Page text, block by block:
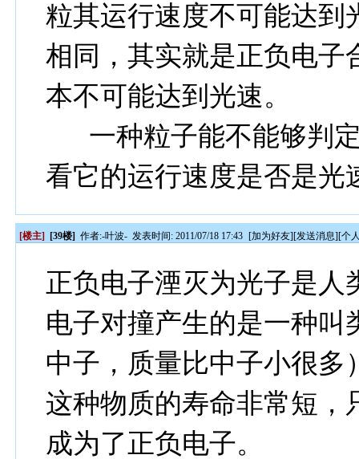
粒其运行速度不可能达到
相同，其实就是正负电子
本不可能达到光速。
一种粒子能不能够判定
看它的运行速度是否是光
[楼主] [39楼] 作者:-叶波- 发表时间: 2011/07/18 17:43 [加为好友][发送消息][个
正负电子湮灭为光子是人
电子对撞产生的是一种叫
中子，质量比中子小很多
这种物质的寿命非常短，
成为了正负电子。